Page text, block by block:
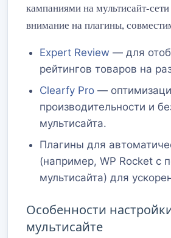
кампаниями на мультисайт-
внимание на плагины,
Expert Review — для
рейтингов товаров на
Clearfy Pro —
производительности и
мультисайта.
Плагины для
(например, WP Rocket с
мультисайта) для
Особенности
мультисайте